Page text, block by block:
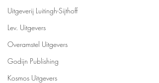
Uitgeverij Luitingh-Sijthoff
Lev. Uitgevers
Overamstel Uitgevers
Godijn Publishing
Kosmos Uitgevers